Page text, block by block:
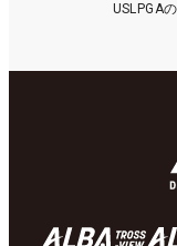
USLPGA